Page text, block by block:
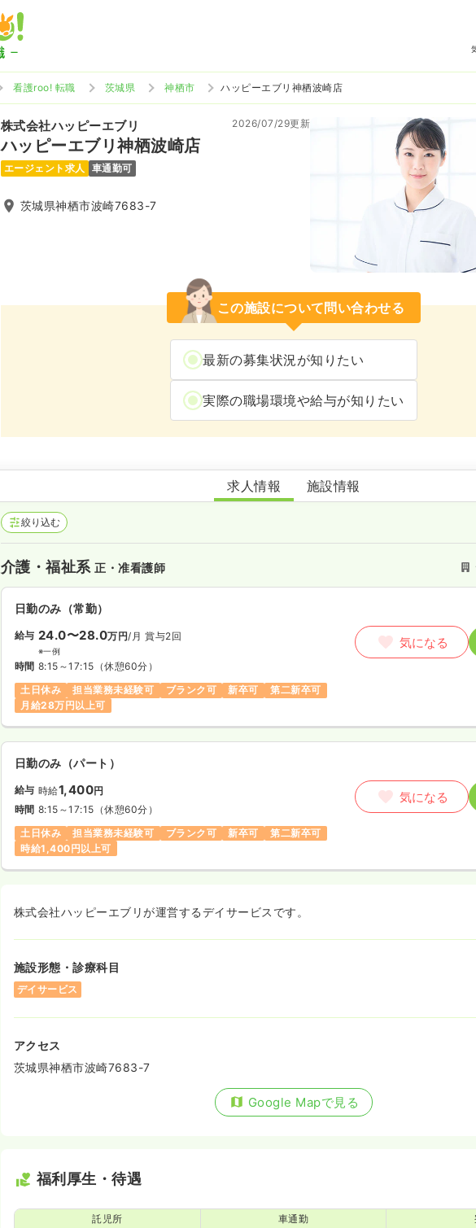
看護roo! 転職 茨城県 神栖市 ハッピーエブリ神栖波崎店
株式会社ハッピーエブリ
ハッピーエブリ神栖波崎店
2026/07/29更新
エージェント求人 車通勤可
茨城県神栖市波崎7683-7
この施設について問い合わせる
最新の募集状況が知りたい
実際の職場環境や給与が知りたい
ハッピーエブリ神栖波崎店
求人情報 施設情報
絞り込む
介護・福祉系正・准看護師
日勤のみ（常勤）
給与 24.0〜28.0万円/月 賞与2回
※一例
時間 8:15～17:15 （休憩60分）
土日休み
担当業務未経験可 ブランク可 新卒可
第二新卒可
月給28万円以上可
気になる
日勤のみ（パート）
給与 時給1,400円
時間 8:15～17:15 （休憩60分）
土日休み
担当業務未経験可 ブランク可 新卒可
第二新卒可
時給1,400円以上可
気になる
株式会社ハッピーエブリが運営するデイサービスです。
施設形態・診療科目
デイサービス
アクセス
茨城県神栖市波崎7683-7
Google Mapで見る
福利厚生・待遇
託児所 車通勤